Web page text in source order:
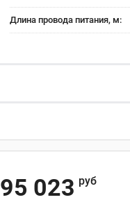
Длина провода питания, м:
95 023 руб